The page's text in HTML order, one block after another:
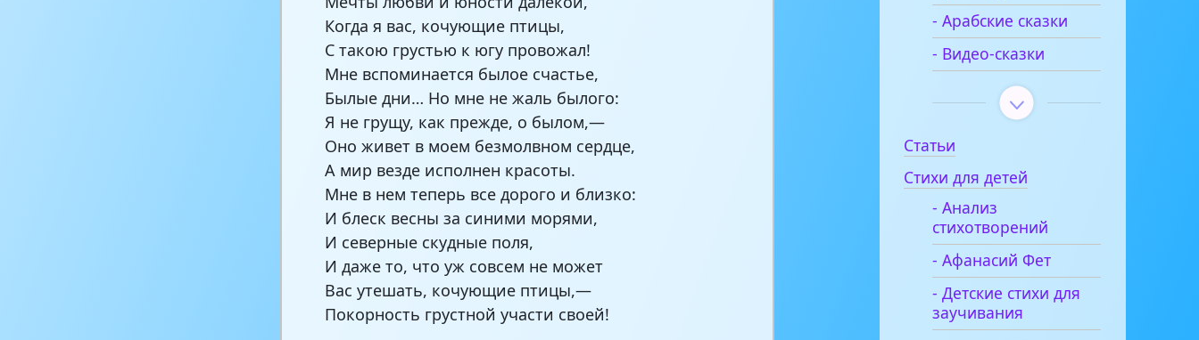
Когда я вас, кочующие птицы,
С такою грустью к югу провожал!
Мне вспоминается былое счастье,
Былые дни… Но мне не жаль былого:
Я не грущу, как прежде, о былом,—
Оно живет в моем безмолвном сердце,
А мир везде исполнен красоты.
Мне в нем теперь все дорого и близко:
И блеск весны за синими морями,
И северные скудные поля,
И даже то, что уж совсем не может
Вас утешать, кочующие птицы,—
Покорность грустной участи своей!
- Арабские сказки
- Видео-сказки
Статьи
Стихи для детей
- Анализ
стихотворений
- Афанасий Фет
- Детские стихи для
заучивания